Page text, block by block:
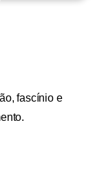
fascínio e